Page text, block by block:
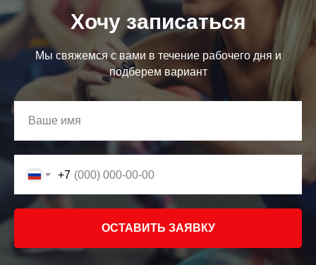
Хочу записаться
Мы свяжемся с вами в течение рабочего дня и
подберем вариант
+7
ОСТАВИТЬ ЗАЯВКУ